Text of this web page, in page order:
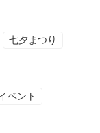
七夕まつり
ベント